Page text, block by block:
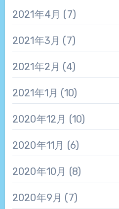
2021年4月 (7)
2021年3月 (7)
2021年2月 (4)
2021年1月 (10)
2020年12月 (10)
2020年11月 (6)
2020年10月 (8)
2020年9月 (7)